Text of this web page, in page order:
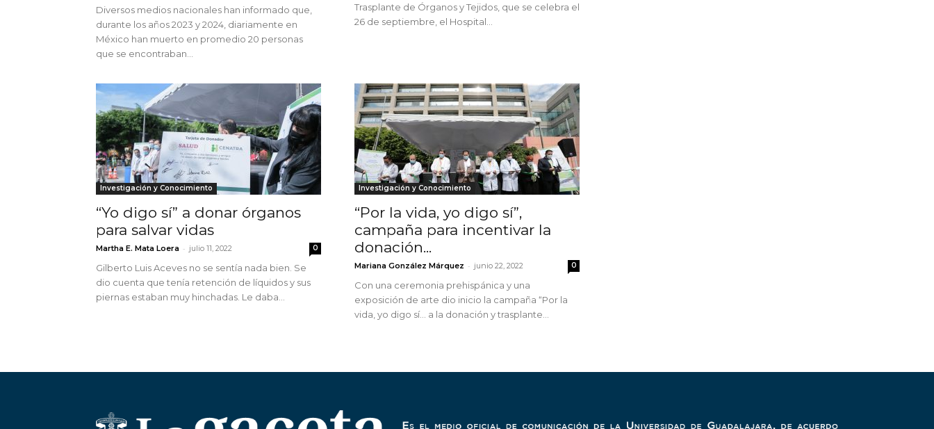
Diversos medios nacionales han informado que,
durante los años 2023 y 2024, diariamente en
México han muerto en promedio 20 personas
que se encontraban...
Trasplante de Órganos y Tejidos, que se celebra el
26 de septiembre, el Hospital...
Investigación y Conocimiento
“Yo digo sí” a donar órganos
para salvar vidas
Martha E. Mata Loera - julio 11, 2022 0
Gilberto Luis Aceves no se sentía nada bien. Se
dio cuenta que tenía retención de líquidos y sus
piernas estaban muy hinchadas. Le daba...
Investigación y Conocimiento
“Por la vida, yo digo sí”,
campaña para incentivar la
donación...
Mariana González Márquez - junio 22, 2022 0
Con una ceremonia prehispánica y una
exposición de arte dio inicio la campaña “Por la
vida, yo digo sí… a la donación y trasplante...